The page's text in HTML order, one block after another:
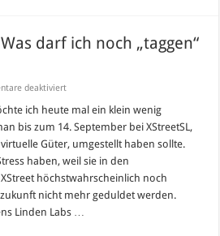
darf ich noch „taggen“
deaktiviertfür
Spam
Was
ich
noch
bei
XStreetSL
ich heute mal ein klein wenig
bis zum 14. September bei XStreetSL,
Güter, umgestellt haben sollte.
haben, weil sie in den
höchstwahrscheinlich noch
nicht mehr geduldet werden.
Linden Labs …